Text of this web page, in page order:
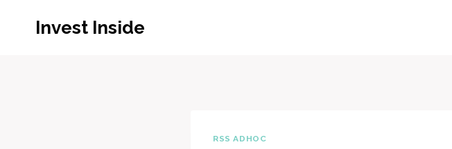
Invest Inside
RSS ADHOC